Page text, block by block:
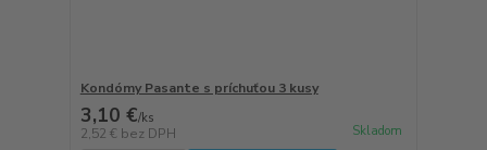
Kondómy Pasante s príchuťou 3 kusy
3,10 €/ks
2,52 € bez DPH Skladom